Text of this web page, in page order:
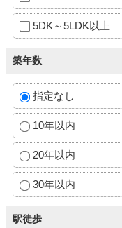
5DK～5LDK以上
築年数
指定なし
10年以内
20年以内
30年以内
駅徒歩